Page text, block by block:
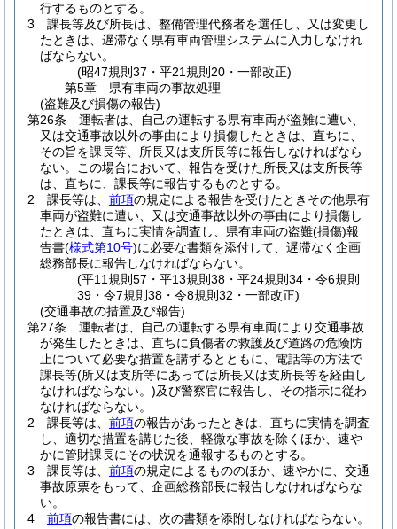
行するものとする。
3
課長等及び所長は、整備管理代務者を選任し、又は変更し
たときは、遅滞なく県有車両管理システムに入力しなけれ
ばならない。
(昭47規則37・平21規則20・一部改正)
第5章
県有車両の事故処理
(盗難及び損傷の報告)
第26条
運転者は、自己の運転する県有車両が盗難に遭い、
又は交通事故以外の事由により損傷したときは、直ちに、
その旨を課長等、所長又は支所長等に報告しなければなら
ない。
この場合において、報告を受けた所長又は支所長等
は、直ちに、課長等に報告するものとする。
2
課長等は、 前項の規定による報告を受けたときその他県有
車両が盗難に遭い、又は交通事故以外の事由により損傷し
たときは、直ちに実情を調査し、県有車両の盗難(損傷)報
告書(様式第10号)に必要な書類を添付して、遅滞なく企画
総務部長に報告しなければならない。
(平11規則57・平13規則38・平24規則34・令6規則
39・令7規則38・令8規則32・一部改正)
(交通事故の措置及び報告)
第27条
運転者は、自己の運転する県有車両により交通事故
が発生したときは、直ちに負傷者の救護及び道路の危険防
止について必要な措置を講ずるとともに、電話等の方法で
課長等(所又は支所等にあっては所長又は支所長等を経由し
なければならない。)及び警察官に報告し、その指示に従わ
なければならない。
2
課長等は、 前項の報告があったときは、直ちに実情を調査
し、適切な措置を講じた後、軽微な事故を除くほか、速や
かに管財課長にその状況を通報するものとする。
3
課長等は、 前項の規定によるもののほか、速やかに、交通
事故原票をもって、企画総務部長に報告しなければならな
い。
4
前項の報告書には、次の書類を添附しなければならない。